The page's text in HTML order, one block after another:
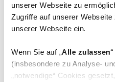
unserer Webseite zu
Zugriffe auf unserer
unserer Webseite ein.
Wenn Sie auf „Alle zulassen
(insbesondere zu Analyse-
„notwendige“ Cookies
Taschen & Rucksäcke
Essenstaschen und Meal-
Sporttaschen
Zubehör nach Aktivität
Laufen
Kampfsport